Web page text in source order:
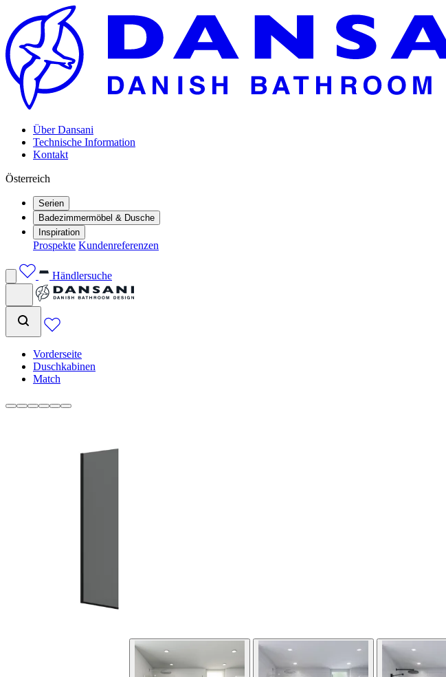
Über Dansani
Technische Information
Kontakt
Österreich
Serien
Badezimmermöbel & Dusche
Inspiration
Prospekte Kundenreferenzen
Händlersuche
Vorderseite
Duschkabinen
Match